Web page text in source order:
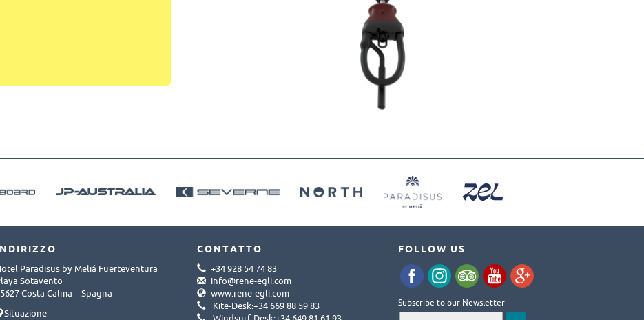
Paradisus by Meliá Fuerteventura
Sotavento
Costa Calma – Spagna
Situazione
CONTATTO
+34 928 54 74 83
info@rene-egli.com
www.rene-egli.com
Kite-Desk:+34 669 88 59 83
Windsurf-Desk:+34 649 81 61 93
FOLLOW US
Subscribe to our Newsletter